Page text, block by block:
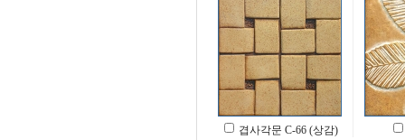
겹사각문 C-66 (상감)